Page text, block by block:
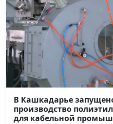
В Кашкадарье
производство
для кабельной